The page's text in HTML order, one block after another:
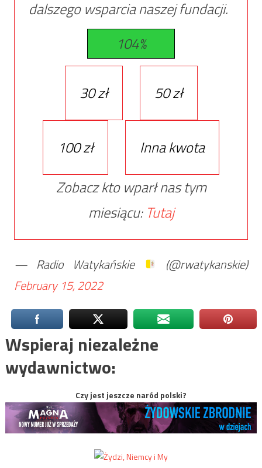
dalszego wsparcia naszej fundacji.
104%
30 zł 50 zł
100 zł
Inna kwota
Zobacz kto wparł nas tym
miesiącu: Tutaj
— Radio Watykańskie
(@rwatykanskie)
February 15, 2022
Wspieraj niezależne
wydawnictwo:
Czy jest jeszcze naród polski?